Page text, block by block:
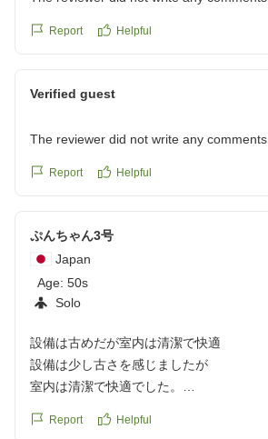
Report Helpful
Verified guest
The reviewer did not write any comments.
Report Helpful
ぷんちゃん3号
Japan
Age: 50s
Solo
設備は古めだが室内は清潔で快適
設備は少し古さを感じましたが
室内は清潔で快適でした。
クチコミの詳細はこちらから
Report Helpful